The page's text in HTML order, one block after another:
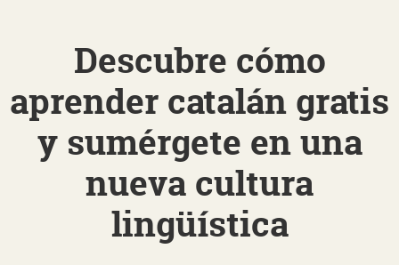
Descubre cómo
aprender catalán gratis
y sumérgete en una
nueva cultura
lingüística